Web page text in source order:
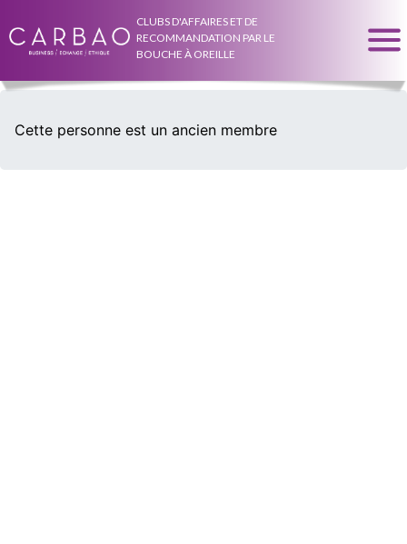
CLUBS D'AFFAIRES ET DE
RECOMMANDATION PAR LE
BOUCHE À OREILLE
Cette personne est un ancien membre